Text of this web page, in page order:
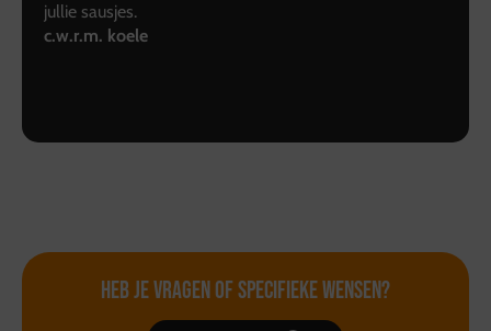
jullie sausjes.
c.w.r.m. koele
Heb je vragen ofspecifieke wensen?